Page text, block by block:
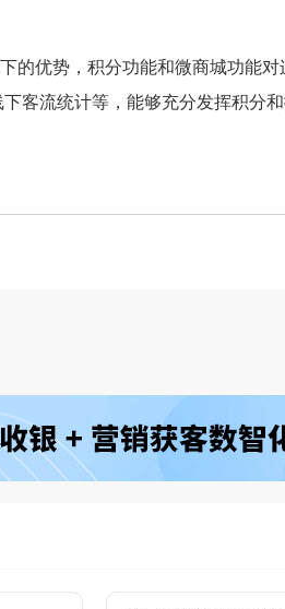
的优势，积分功能和微商城功能对
客流统计等，能够充分发挥积分